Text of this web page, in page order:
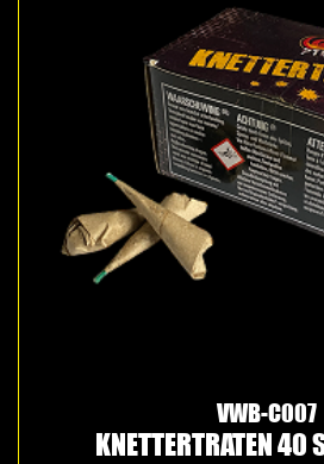
VWB-C007
KNETTERTRATEN 40